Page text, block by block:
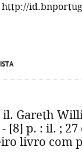
il. Gareth
[8] p. : il. ;
livro com